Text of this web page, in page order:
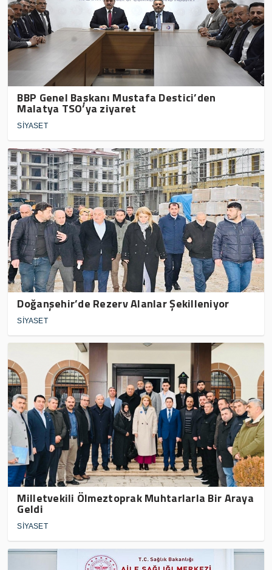
BBP Genel Başkanı Mustafa Destici’den
Malatya TSO’ya ziyaret
SİYASET
Doğanşehir’de Rezerv Alanlar Şekilleniyor
SİYASET
Milletvekili Ölmeztoprak Muhtarlarla Bir Araya
Geldi
SİYASET